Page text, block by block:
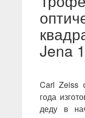
Jena
Carl Zeiss
года
деду в